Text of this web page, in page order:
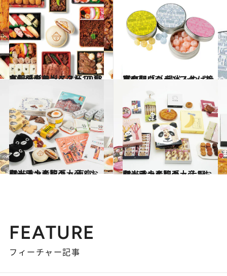
2018.12.23
人気のお弁当ベスト10 東京駅「グランスタ杯 2018冬」発表！
グルメ 2017.12.3
東京駅「グランスタ」で買いたい！ 帰省みやげ絶品セレクション
グルメ
2018.8.9
ターミナル駅手土産＆お弁当ランキング ～東京駅・手土産篇～
グルメ 2018.8.7
ターミナル駅手土産＆お弁当ランキング ～上野駅・手土産篇～
グルメ
FEATURE
フィーチャー記事